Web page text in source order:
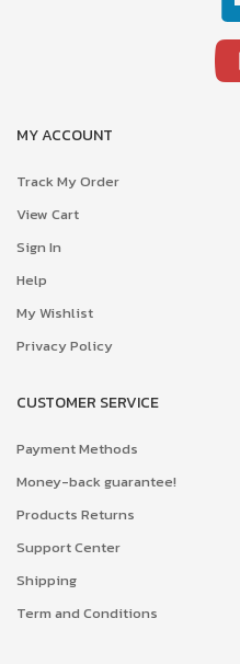
MY ACCOUNT
Track My Order
View Cart
Sign In
Help
My Wishlist
Privacy Policy
CUSTOMER SERVICE
Payment Methods
Money-back guarantee!
Products Returns
Support Center
Shipping
Term and Conditions